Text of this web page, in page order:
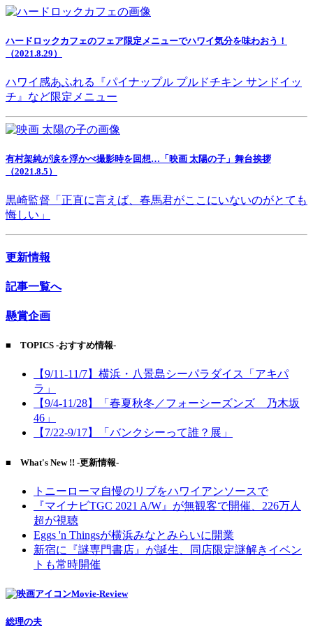
ハードロックカフェのフェア限定メニューでハワイ気分を味わおう！
（2021.8.29）
ハワイ感あふれる『パイナップル プルドチキン サンドイッ
チ』など限定メニュー
有村架純が涙を浮かべ撮影時を回想…「映画 太陽の子」舞台挨拶
（2021.8.5）
黒崎監督「正直に言えば、春馬君がここにいないのがとても
悔しい」
更新情報
記事一覧へ
懸賞企画
■ TOPICS -おすすめ情報-
【9/11-11/7】横浜・八景島シーパラダイス「アキパ
ラ」
【9/4-11/28】「春夏秋冬／フォーシーズンズ 乃木坂
46」
【7/22-9/17】「バンクシーって誰？展」
■ What's New !! -更新情報-
トニーローマ自慢のリブをハワイアンソースで
『マイナビTGC 2021 A/W』が無観客で開催、226万人
超が視聴
Eggs 'n Thingsが横浜みなとみらいに開業
新宿に『謎専門書店』が誕生、同店限定謎解きイベン
トも常時開催
Movie-Review
総理の夫